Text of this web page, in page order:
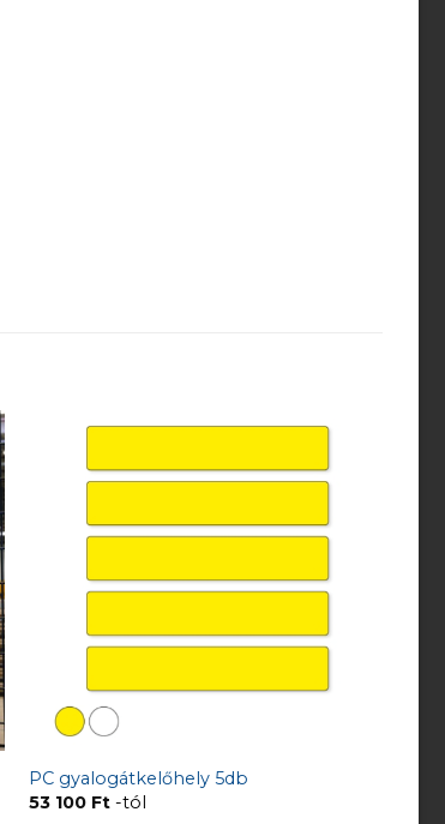
PC gyalogátkelőhely 5db
53 100 Ft-tól